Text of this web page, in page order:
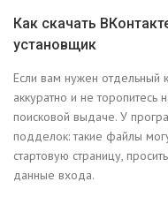
Как скачать
установщик
Если вам нужен отдельный
аккуратно и не торопитесь
поисковой выдаче. У
подделок: такие файлы
стартовую страницу,
данные входа.